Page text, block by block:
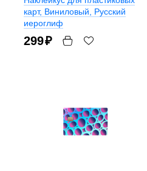
карт, Виниловый, Русский
иероглиф
299₽